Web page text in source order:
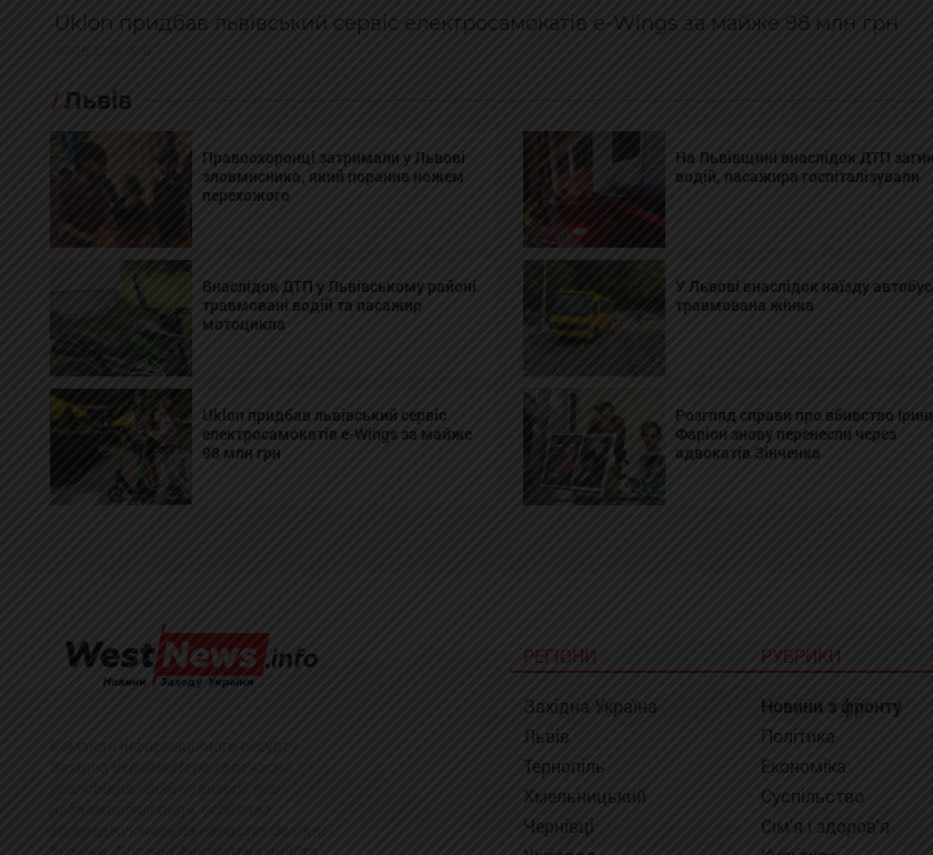
Uklon придбав львівський сервіс електросамокатів e-Wings за майже 98 млн грн
Львів
Правоохоронці затримали у Львові
зловмисника, який поранив ножем
перехожого
На Львівщині внаслідок ДТП
водій, пасажира госпіталізували
Внаслідок ДТП у Львівському районі
травмовані водій та пасажир
мотоцикла
У Львові внаслідок наїзду
травмована жінка
Uklon придбав львівський сервіс
електросамокатів e-Wings за майже
98 млн грн
Розгляд справи про вбивство Ірини
Фаріон знову перенесли через
адвокатів Зінченка
РЕГІОНИ
Західна Україна
Львів
Тернопіль
Хмельницький
Чернівці
РУБРИКИ
Новини з фронту
Політика
Економіка
Суспільство
Сім'я і здоров'я